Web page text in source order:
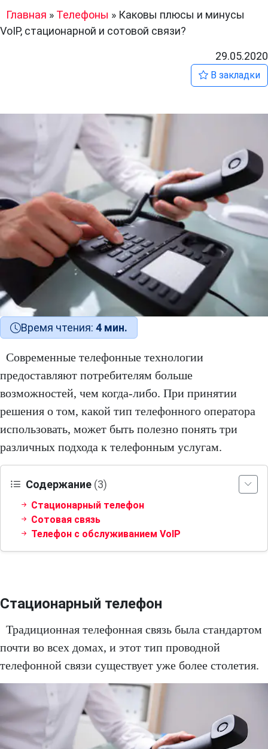
Главная » Телефоны » Каковы плюсы и минусы
VoIP, стационарной и сотовой связи?
29.05.2020
В закладки
Время чтения: 4 мин.
Современные телефонные технологии
предоставляют потребителям больше
возможностей, чем когда-либо. При принятии
решения о том, какой тип телефонного оператора
использовать, может быть полезно понять три
различных подхода к телефонным услугам.
Содержание (3)
Стационарный телефон
Сотовая связь
Телефон с обслуживанием VoIP
Стационарный телефон
Традиционная телефонная связь была стандартом
почти во всех домах, и этот тип проводной
телефонной связи существует уже более столетия.